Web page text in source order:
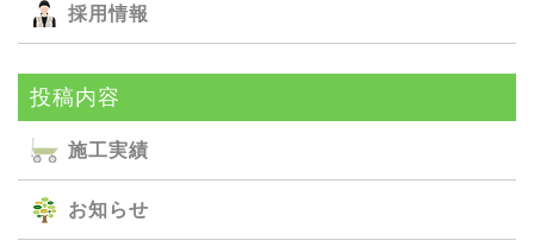
採用情報
投稿内容
施⼯実績
お知らせ